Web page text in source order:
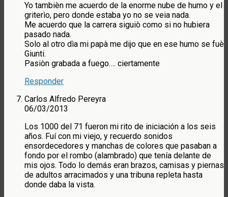
Yo tambièn me acuerdo de la enorme nube de humo y el
griterìo, pero donde estaba yo no se veia nada.
Me acuerdo que la carrera siguiò como si no hubiera
pasado nada.
Solo al otro dìa mi papà me dijo que en ese humo se fuè
Giunti.
Pasiòn grabada a fuego…. ciertamente
Responder
Carlos Alfredo Pereyra
06/03/2013
Los 1000 del 71 fueron mi rito de iniciación a los seis
años. Fuí con mi viejo, y recuerdo sonidos
ensordecedores y manchas de colores que pasaban a
fondo por el rombo (alambrado) que tenía delante de
mis ojos. Todo lo demás eran brazos, camisas y piernas
de adultos arracimados y una tribuna repleta hasta
donde daba la vista.